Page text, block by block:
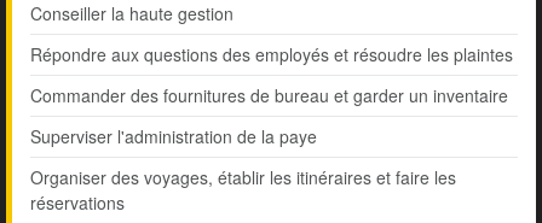
Conseiller la haute gestion
Répondre aux questions des employés et résoudre les plaintes
Commander des fournitures de bureau et garder un inventaire
Superviser l'administration de la paye
Organiser des voyages, établir les itinéraires et faire les
réservations